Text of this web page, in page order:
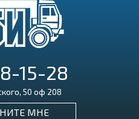
15-28
50 оф 208
МНЕ